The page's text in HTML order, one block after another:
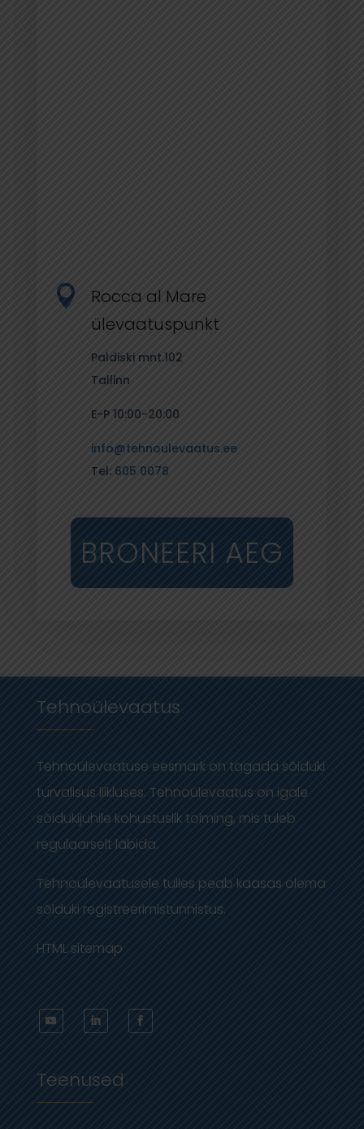

Rocca al Mare
ülevaatuspunkt
Paldiski mnt.102
Tallinn
E-P 10:00-20:00
info@tehnoulevaatus.ee
Tel: 605 0078
BRONEERI AEG
Tehnoülevaatus
Tehnoülevaatuse eesmärk on tagada sõiduki
turvalisus liikluses. Tehnoülevaatus on igale
sõidukijuhile kohustuslik toiming, mis tuleb
regulaarselt läbida.
Tehnoülevaatusele tulles peab kaasas olema
sõiduki registreerimistunnistus.
HTML sitemap
Teenused